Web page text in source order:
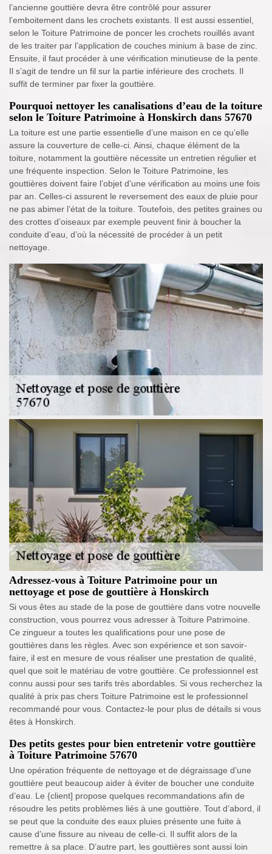
l’ancienne gouttière devra être contrôlé pour assurer
l’emboitement dans les crochets existants. Il est aussi essentiel,
selon le Toiture Patrimoine de poncer les crochets rouillés avant
de les traiter par l’application de couches minium à base de zinc.
Ensuite, il faut procéder à une vérification minutieuse de la pente.
Il s’agit de tendre un fil sur la partie inférieure des crochets. Il
suffit de terminer par fixer la gouttière.
Pourquoi nettoyer les canalisations d’eau de la toiture
selon le Toiture Patrimoine à Honskirch dans 57670
La toiture est une partie essentielle d’une maison en ce qu’elle
assure la couverture de celle-ci. Ainsi, chaque élément de la
toiture, notamment la gouttière nécessite un entretien régulier et
une fréquente inspection. Selon le Toiture Patrimoine, les
gouttières doivent faire l’objet d’une vérification au moins une fois
par an. Celles-ci assurent le reversement des eaux de pluie pour
ne pas abimer l’état de la toiture. Toutefois, des petites graines ou
des crottes d’oiseaux par exemple peuvent finir à boucher la
conduite d’eau, d’où la nécessité de procéder à un petit
nettoyage.
Adressez-vous à Toiture Patrimoine pour un
nettoyage et pose de gouttière à Honskirch
Si vous êtes au stade de la pose de gouttière dans votre nouvelle
construction, vous pourrez vous adresser à Toiture Patrimoine.
Ce zingueur a toutes les qualifications pour une pose de
gouttières dans les règles. Avec son expérience et son savoir-
faire, il est en mesure de vous réaliser une prestation de qualité,
quel que soit le matériau de votre gouttière. Ce professionnel est
connu aussi pour ses tarifs très abordables. Si vous recherchez la
qualité à prix pas chers Toiture Patrimoine est le professionnel
recommandé pour vous. Contactez-le pour plus de détails si vous
êtes à Honskirch.
Des petits gestes pour bien entretenir votre gouttière
à Toiture Patrimoine 57670
Une opération fréquente de nettoyage et de dégraissage d’une
gouttière peut beaucoup aider à éviter de boucher une conduite
d’eau. Le {client] propose quelques recommandations afin de
résoudre les petits problèmes liés à une gouttière. Tout d’abord, il
se peut que la conduite des eaux pluies présente une fuite à
cause d’une fissure au niveau de celle-ci. Il suffit alors de la
remettre à sa place. D’autre part, les gouttières sont aussi loin